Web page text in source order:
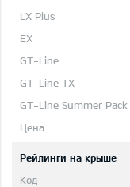
Рейлинги на крыше